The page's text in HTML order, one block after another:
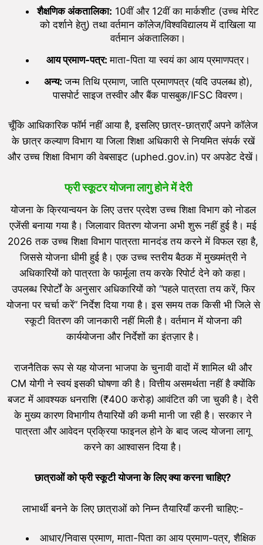
शैक्षणिक अंकतालिका: 10वीं और 12वीं का मार्कशीट (उच्च मेरिट
को दर्शाने हेतु) तथा वर्तमान कॉलेज/विश्वविद्यालय में दाखिला या
वर्तमान अंकतालिका।
आय प्रमाण-पत्र:माता-पिता या स्वयं का आय प्रमाणपत्र।
अन्य:जन्म तिथि प्रमाण, जाति प्रमाणपत्र (यदि उपलब्ध हो),
पासपोर्ट साइज तस्वीर और बैंक पासबुक/IFSC विवरण।
चूँकि आधिकारिक फॉर्म नहीं आया है, इसलिए छात्र-छात्राएँ अपने कॉलेज
के छात्र कल्याण विभाग या जिला शिक्षा अधिकारी से नियमित संपर्क रखें
और उच्च शिक्षा विभाग की वेबसाइट (uphed.gov.in) पर अपडेट देखें।
फ्री स्कूटर योजना लागु होने में देरी
योजना के क्रियान्वयन के लिए उत्तर प्रदेश उच्च शिक्षा विभाग को नोडल
एजेंसी बनाया गया है। जिलावार वितरण योजना अभी शुरू नहीं हुई है। मई
2026 तक उच्च शिक्षा विभाग पात्रता मानदंड तय करने में विफल रहा है,
जिससे योजना धीमी हुई है। एक उच्च स्तरीय बैठक में मुख्यमंत्री ने
अधिकारियों को पात्रता के फार्मूला तय करके रिपोर्ट देने को कहा।
उपलब्ध रिपोर्टों के अनुसार अधिकारियों को “पहले पात्रता तय करें, फिर
योजना पर चर्चा करें” निर्देश दिया गया है। इस समय तक किसी भी जिले से
स्कूटी वितरण की जानकारी नहीं मिली है। वर्तमान में योजना की
कार्ययोजना और निर्देशों का इंतज़ार है।
राजनैतिक रूप से यह योजना भाजपा के चुनावी वादों में शामिल थी और
CM योगी ने स्वयं इसकी घोषणा की है। वित्तीय असमर्थता नहीं है क्योंकि
बजट में आवश्यक धनराशि (₹400 करोड़) आवंटित की जा चुकी है। देरी
के मुख्य कारण विभागीय तैयारियों की कमी मानी जा रही है। सरकार ने
पात्रता और आवेदन प्रक्रिया फाइनल होने के बाद जल्द योजना लागू
करने का आश्वासन दिया है।
छात्राओं को फ्री स्कूटी योजना के लिए क्या करना चाहिए?
लाभार्थी बनने के लिए छात्राओं को निम्न तैयारियाँ करनी चाहिए:-
आधार/निवास प्रमाण, माता-पिता का आय प्रमाण-पत्र, शैक्षिक